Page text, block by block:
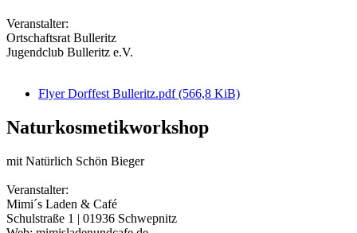
Veranstalter:
Ortschaftsrat Bulleritz
Jugendclub Bulleritz e.V.
Flyer Dorffest Bulleritz.pdf(566,8 KiB)
Naturkosmetikworkshop
mit Natürlich Schön Bieger
Veranstalter:
Mimi´s Laden & Café
Schulstraße 1 | 01936 Schwepnitz